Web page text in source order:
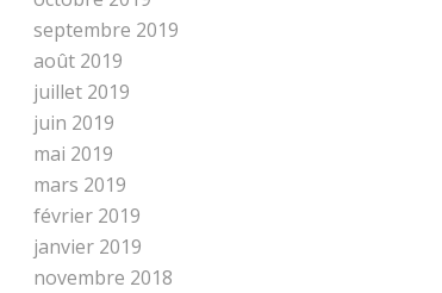
septembre 2019
août 2019
juillet 2019
juin 2019
mai 2019
mars 2019
février 2019
janvier 2019
novembre 2018